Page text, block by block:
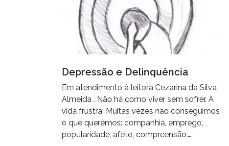
Depressão e Delinquência
Em atendimento à leitora Cezarina da Silva
Almeida . Não há como viver sem sofrer. A
vida frustra. Muitas vezes não conseguimos
o que queremos: companhia, emprego,
popularidade, afeto, compreensão.…